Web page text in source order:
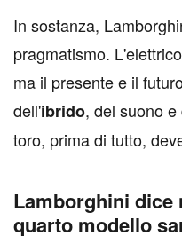
In sostanza,
pragmatismo.
ma il presente e il
dell'ibrido, del suono
toro, prima di tutto,
Lamborghini
quarto modello